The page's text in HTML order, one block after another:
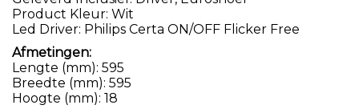
Product Kleur: Wit
Led Driver: Philips Certa ON/OFF Flicker Free
Afmetingen:
Lengte (mm): 595
Breedte (mm): 595
Hoogte (mm): 18